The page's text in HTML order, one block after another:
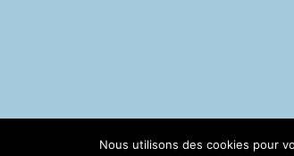
©Catherine Montillot
Nous utilisons des cookies pour